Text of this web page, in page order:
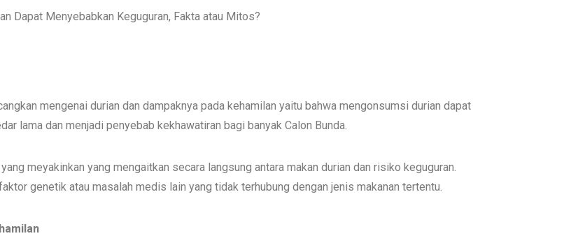
mengenai durian dan dampaknya pada kehamilan yaitu bahwa mengonsumsi durian dapat
lama dan menjadi penyebab kekhawatiran bagi banyak Calon Bunda.
meyakinkan yang mengaitkan secara langsung antara makan durian dan risiko keguguran.
genetik atau masalah medis lain yang tidak terhubung dengan jenis makanan tertentu.